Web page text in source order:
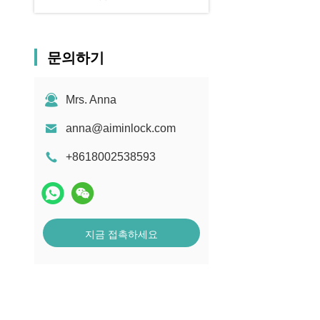
문의하기
Mrs. Anna
anna@aiminlock.com
+8618002538593
지금 접촉하세요